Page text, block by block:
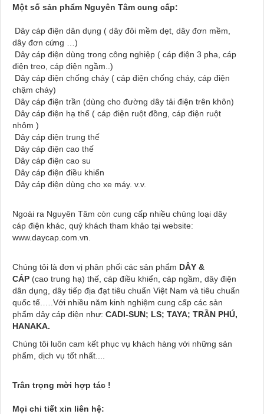
Một số sản phẩm Nguyên Tâm cung cấp:
Dây cáp điện dân dụng ( dây đôi mềm dẹt, dây đơn mềm,
dây đơn cứng …)
Dây cáp điện dùng trong công nghiệp ( cáp điện 3 pha, cáp
điện treo, cáp điện ngầm..)
Dây cáp điện chống cháy ( cáp điện chống cháy, cáp điện
chậm cháy)
Dây cáp điện trần (dùng cho đường dây tải điện trên khôn)
Dây cáp điện hạ thế ( cáp điện ruột đồng, cáp điện ruột
nhôm )
Dây cáp điện trung thế
Dây cáp điện cao thế
Dây cáp điện cao su
Dây cáp điện điều khiển
Dây cáp điện dùng cho xe máy. v.v.
Ngoài ra Nguyên Tâm còn cung cấp nhiều chủng loại dây
cáp điện khác, quý khách tham khảo tại website:
www.daycap.com.vn
Chúng tôi là đơn vị phân phối các sản phẩm DÂY &
CÁP (cao trung hạ) thế, cáp điều khiển, cáp ngầm, dây điện
dân dụng, dây tiếp địa đạt tiêu chuẩn Việt Nam và tiêu chuẩn
quốc tế.….Với nhiều năm kinh nghiệm cung cấp các sản
phẩm dây cáp điện như: CADI-SUN; LS; TAYA; TRẦN PHÚ,
HANAKA.
Chúng tôi luôn cam kết phục vụ khách hàng với những sản
phẩm, dịch vụ tốt nhất....
Trân trọng mời hợp tác !
Mọi chi tiết xin liên hệ: